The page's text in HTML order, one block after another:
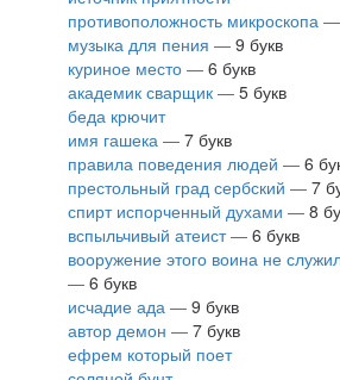
противоположность микроскопа —
музыка для пения — 9 букв
куриное место — 6 букв
академик сварщик — 5 букв
беда крючит
имя гашека — 7 букв
правила поведения людей — 6
престольный град сербский — 7
спирт испорченный духами — 8
вспыльчивый атеист — 6 букв
вооружение этого воина не
— 6 букв
исчадие ада — 9 букв
автор демон — 7 букв
ефрем который поет